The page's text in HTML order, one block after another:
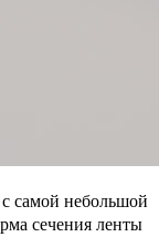
с самой небольшой
сечения ленты